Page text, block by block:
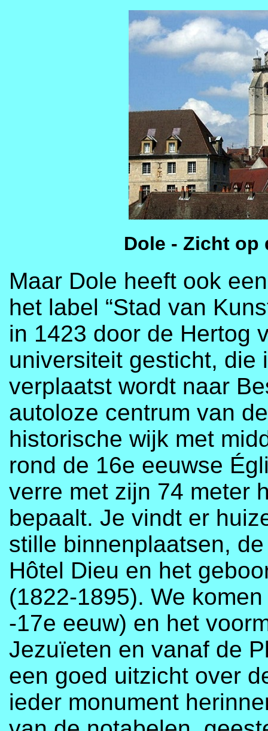
Dole - Zicht op
Maar Dole heeft ook
het label “Stad van
in 1423 door de Hertog
universiteit gesticht, die
verplaatst wordt naar
autoloze centrum van
historische wijk met
rond de 16e eeuwse
verre met zijn 74 meter
bepaalt. Je vindt er
stille binnenplaatsen,
Hôtel Dieu en het
(1822-1895). We
-17e eeuw) en het
Jezuïeten en vanaf de
een goed uitzicht over
ieder monument